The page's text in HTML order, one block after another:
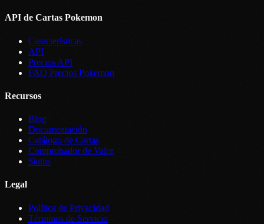
API de Cartas Pokemon
Características
API
Precios API
FAQ Precios Pokemon
Recursos
Blog
Documentación
Catálogo de Cartas
Comprobador de Valor
Status
Legal
Política de Privacidad
Términos de Servicio